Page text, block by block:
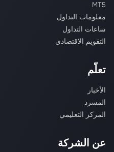
MT5
معلومات التداول
ساعات التداول
التقويم الاقتصادي
تعلّم
الأخبار
المسرد
المركز التعليمي
عن الشركة